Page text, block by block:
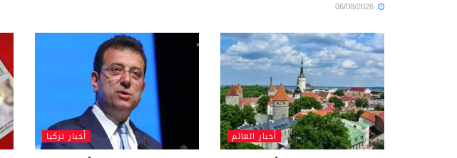
أخبار العالم أخبار تركيا